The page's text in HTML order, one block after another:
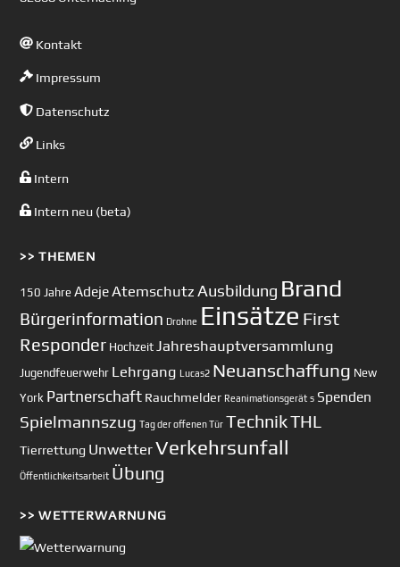
Kontakt
Impressum
Datenschutz
Links
Intern
Intern neu (beta)
>> THEMEN
150 Jahre AdejeAtemschutz Ausbildung Brand
Bürgerinformation Drohne Einsätze First
Responder Hochzeit Jahreshauptversammlung
Jugendfeuerwehr Lehrgang Lucas2 Neuanschaffung New
York Partnerschaft Rauchmelder Reanimationsgerät s Spenden
Spielmannszug Tag der offenen Tür TechnikTHL
Tierrettung UnwetterVerkehrsunfall
Öffentlichkeitsarbeit Übung
>> WETTERWARNUNG